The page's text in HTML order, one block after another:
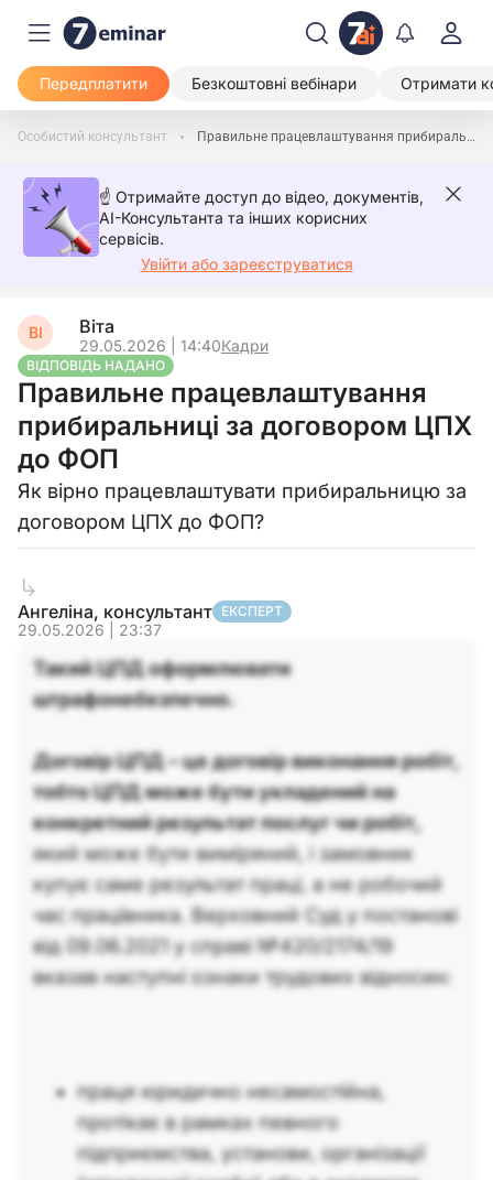
Передплатити Безкоштовні вебінари Отримати
Особистий консультант Правильне працевлаштування прибиральниці за договором ЦПХ до ФОП
☝️ Отримайте доступ до відео, документів,
AI-Консультанта та інших корисних
сервісів.
Увійти або зареєструватися
ВІ Віта
29.05.2026 | 14:40Кадри
ВІДПОВІДЬ НАДАНО
Правильне працевлаштування
прибиральниці за договором ЦПХ
до ФОП
Як вірно працевлаштувати прибиральницю за
договором ЦПХ до ФОП?
Ангеліна, консультант ЕКСПЕРТ
29.05.2026 | 23:37
Такий ЦПД оформлювати
штрафонебезпечно.
Договір ЦПД – це договір виконання робіт,
тобто ЦПД може бути укладений на
конкретний результат послуг чи робіт,
який може бути виміряний, і замовник
купує саме результат праці, а не робочий
час працівника. Верховний Суд у постанові
від 09.06.2021 у справі №420/2174/19
вказав наступні ознаки трудових відносин:
праця юридично несамостійна,
протікає в рамках певного
підприємства, установи, організації